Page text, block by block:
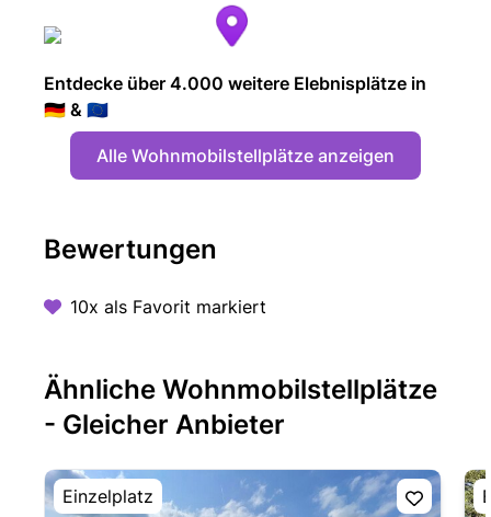
Entdecke über 4.000 weitere Elebnisplätze in
🇩🇪 & 🇪🇺
Alle Wohnmobilstellplätze anzeigen
Bewertungen
10x als Favorit markiert
Ähnliche Wohnmobilstellplätze
- Gleicher Anbieter
Einzelplatz